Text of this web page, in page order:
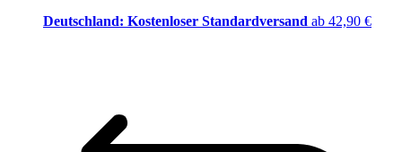
Deutschland: Kostenloser Standardversand ab 42,90 €